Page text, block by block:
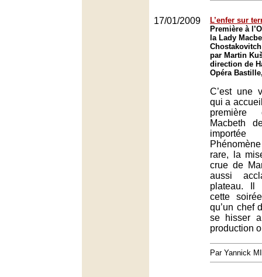
17/01/2009
L’enfer sur
Première à
la Lady
par Martin
direction de
Opéra
C’est une
qui a
Macbeth
importée
rare, la
crue de
aussi
plateau. Il
cette
qu’un chef
se hisser
production
Par Yannick